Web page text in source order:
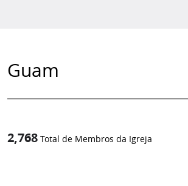
Guam
2,768 Total de Membros da Igreja